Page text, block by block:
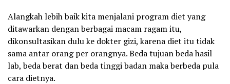
Alangkah lebih baik kita menjalani program diet yang
ditawarkan dengan berbagai macam ragam itu,
dikonsultasikan dulu ke dokter gizi, karena diet itu tidak
sama antar orang per orangnya. Beda tujuan beda hasil
lab, beda berat dan beda tinggi badan maka berbeda pula
cara dietnya.